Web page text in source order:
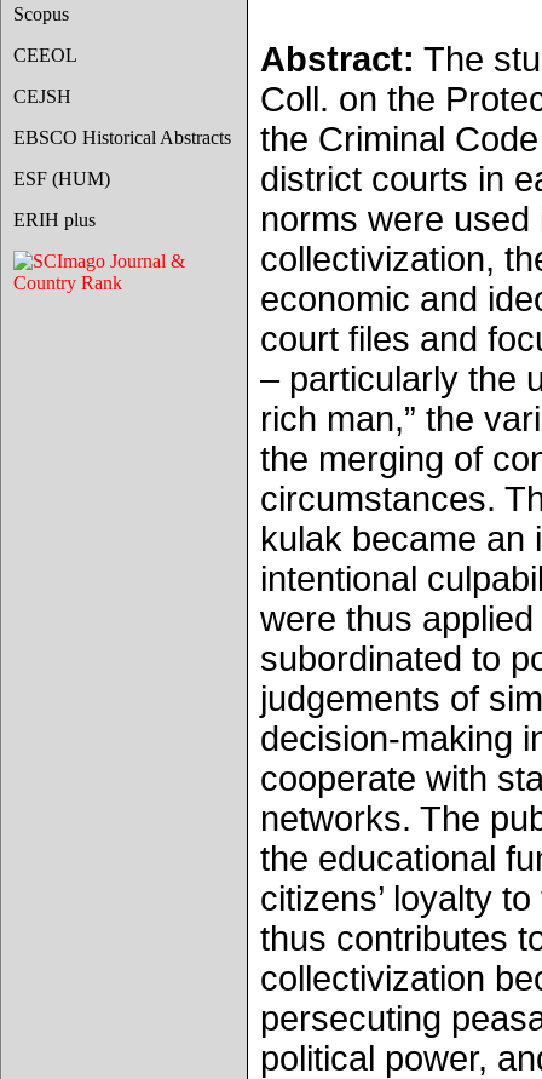
Scopus
CEEOL
CEJSH
EBSCO Historical Abstracts
ESF (HUM)
ERIH plus
Abstract: The
Coll. on the
the Criminal
district courts in
norms were
collectivization,
economic and
court files and
– particularly the
rich man,” the
the merging of
circumstances.
kulak became an
intentional
were thus
subordinated to
judgements of
decision-making
cooperate with
networks. The
the educational
citizens’ loyalty
thus contributes
collectivization
persecuting
political power,